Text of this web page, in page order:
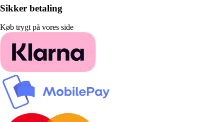
Sikker betaling
Køb trygt på vores side